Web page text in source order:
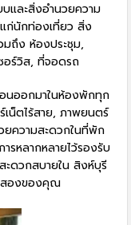
และสิ่งอำนวยความ
ก่นักท่องเที่ยว สิ่ง
มถึง ห้องประชุม,
อร์วิส, ที่จอดรถ
อนออกมาในห้องพักทุก
น็ตไร้สาย, ภาพยนตร์
ความสะดวกในที่พัก
รหลากหลายไว้รองรับ
ดวกสบายใน สิงห์บุรี
สองของคุณ